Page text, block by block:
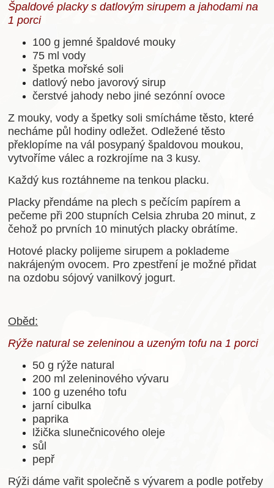
Špaldové placky s datlovým sirupem a jahodami na
1 porci
100 g jemné špaldové mouky
75 ml vody
špetka mořské soli
datlový nebo javorový sirup
čerstvé jahody nebo jiné sezónní ovoce
Z mouky, vody a špetky soli smícháme těsto, které
necháme půl hodiny odležet. Odležené těsto
překlopíme na vál posypaný špaldovou moukou,
vytvoříme válec a rozkrojíme na 3 kusy.
Každý kus roztáhneme na tenkou placku.
Placky přendáme na plech s pečícím papírem a
pečeme při 200 stupních Celsia zhruba 20 minut, z
čehož po prvních 10 minutých placky obrátíme.
Hotové placky polijeme sirupem a poklademe
nakrájeným ovocem. Pro zpestření je možné přidat
na ozdobu sójový vanilkový jogurt.
Oběd:
Rýže natural se zeleninou a uzeným tofu na 1 porci
50 g rýže natural
200 ml zeleninového vývaru
100 g uzeného tofu
jarní cibulka
paprika
lžička slunečnicového oleje
sůl
pepř
Rýži dáme vařit společně s vývarem a podle potřeby